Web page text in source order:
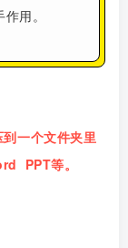
用。
到一个文件夹里
PPT等。